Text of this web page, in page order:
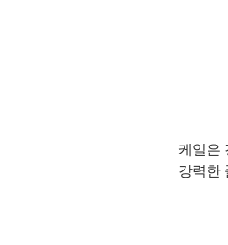
케일은
강력한